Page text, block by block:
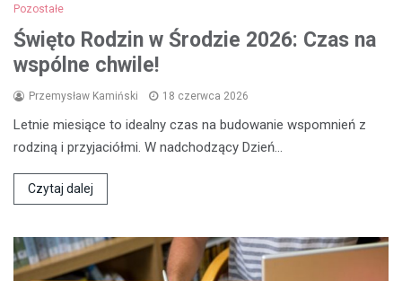
Pozostałe
Święto Rodzin w Środzie 2026: Czas na
wspólne chwile!
Przemysław Kamiński 18 czerwca 2026
Letnie miesiące to idealny czas na budowanie wspomnień z
rodziną i przyjaciółmi. W nadchodzący Dzień…
Czytaj dalej